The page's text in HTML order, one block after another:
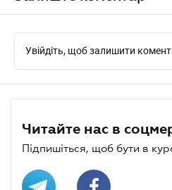
Увійдіть, щоб залишити
Читайте нас в
Підпишіться, щоб бути в